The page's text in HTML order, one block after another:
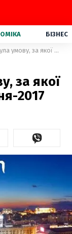
БІЗНЕС
Україна висунула умову, за якої прийме на Євробачення-2017 учасника з Росії
за якої
2017